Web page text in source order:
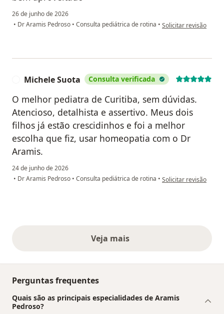
26 de junho de 2026
• Dr Aramis Pedroso • Consulta pediátrica de rotina • na opinião do
Solicitar revisão
Michele Suota Consulta verificada
O melhor pediatra de Curitiba, sem dúvidas.
Atencioso, detalhista e assertivo. Meus dois
filhos já estão crescidinhos e foi a melhor
escolha que fiz, usar homeopatia com o Dr
Aramis.
24 de junho de 2026
• Dr Aramis Pedroso • Consulta pediátrica de rotina • na opinião do
Solicitar revisão
Veja maisopiniões acima
Perguntas frequentes
Quais são as principais especialidades de Aramis
Pedroso?